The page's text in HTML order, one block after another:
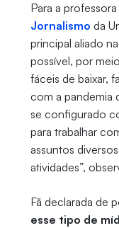
Para a professora
Jornalismo da
principal aliado
possível, por
fáceis de baixar,
com a pandemia
se configurado
para trabalhar
assuntos
atividades”,
Fã declarada de
esse tipo de